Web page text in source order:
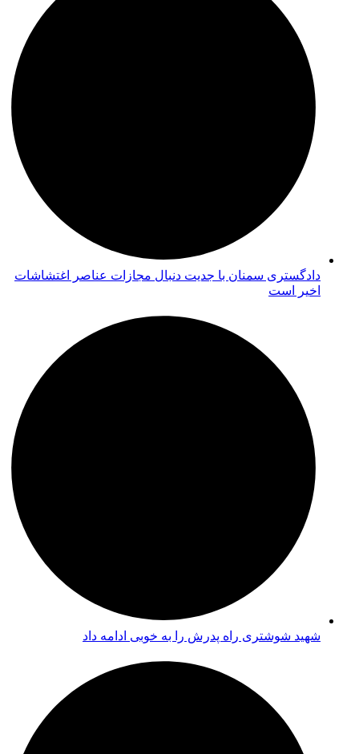
دادگستری سمنان با جدیت دنبال مجازات عناصر اغتشاشات
اخیر است
شهید شوشتری راه پدرش را به خوبی ادامه داد